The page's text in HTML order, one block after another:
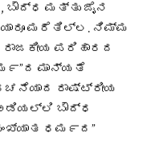
ಮತ್ತು ಜೈನ
ಮರೆತಿಲ್ಲ. ನಿಮ್ಮ
ಪರಿಹಾರದ
ಮಾನ್ಯತೆ
ರಾಷ್ಟ್ರೀಯ
ಅಡಿಯಲ್ಲಿ ಬೌದ್ಧ
ಧಮ೯ದ”